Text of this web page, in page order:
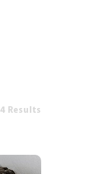
4 Results